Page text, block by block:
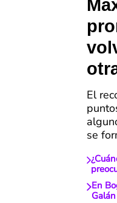
El
se
En